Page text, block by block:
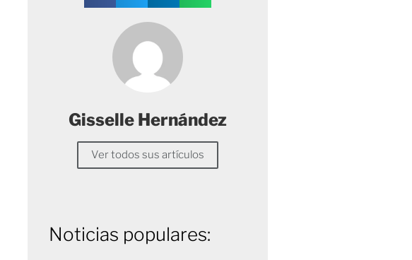
Gisselle Hernández
Ver todos sus artículos
Noticias populares: